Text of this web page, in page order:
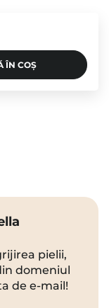
ÎN COȘ
pielii,
domeniul
de e-mail!